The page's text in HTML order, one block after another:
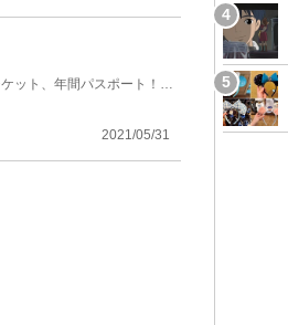
ディズニーランドとディズニーシーに1年間何度でも入園できる魔法のチケット、年間パスポート！買い方が...
2021/05/31